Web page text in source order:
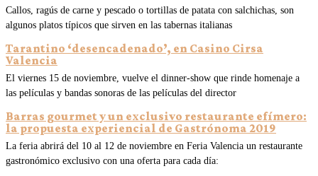
Callos, ragús de carne y pescado o tortillas de patata con salchichas, son
algunos platos típicos que sirven en las tabernas italianas
Tarantino ‘desencadenado’, en Casino Cirsa
Valencia
El viernes 15 de noviembre, vuelve el dinner-show que rinde homenaje a
las películas y bandas sonoras de las películas del director
Barras gourmet y un exclusivo restaurante efímero:
la propuesta experiencial de Gastrónoma 2019
La feria abrirá del 10 al 12 de noviembre en Feria Valencia un restaurante
gastronómico exclusivo con una oferta para cada día: